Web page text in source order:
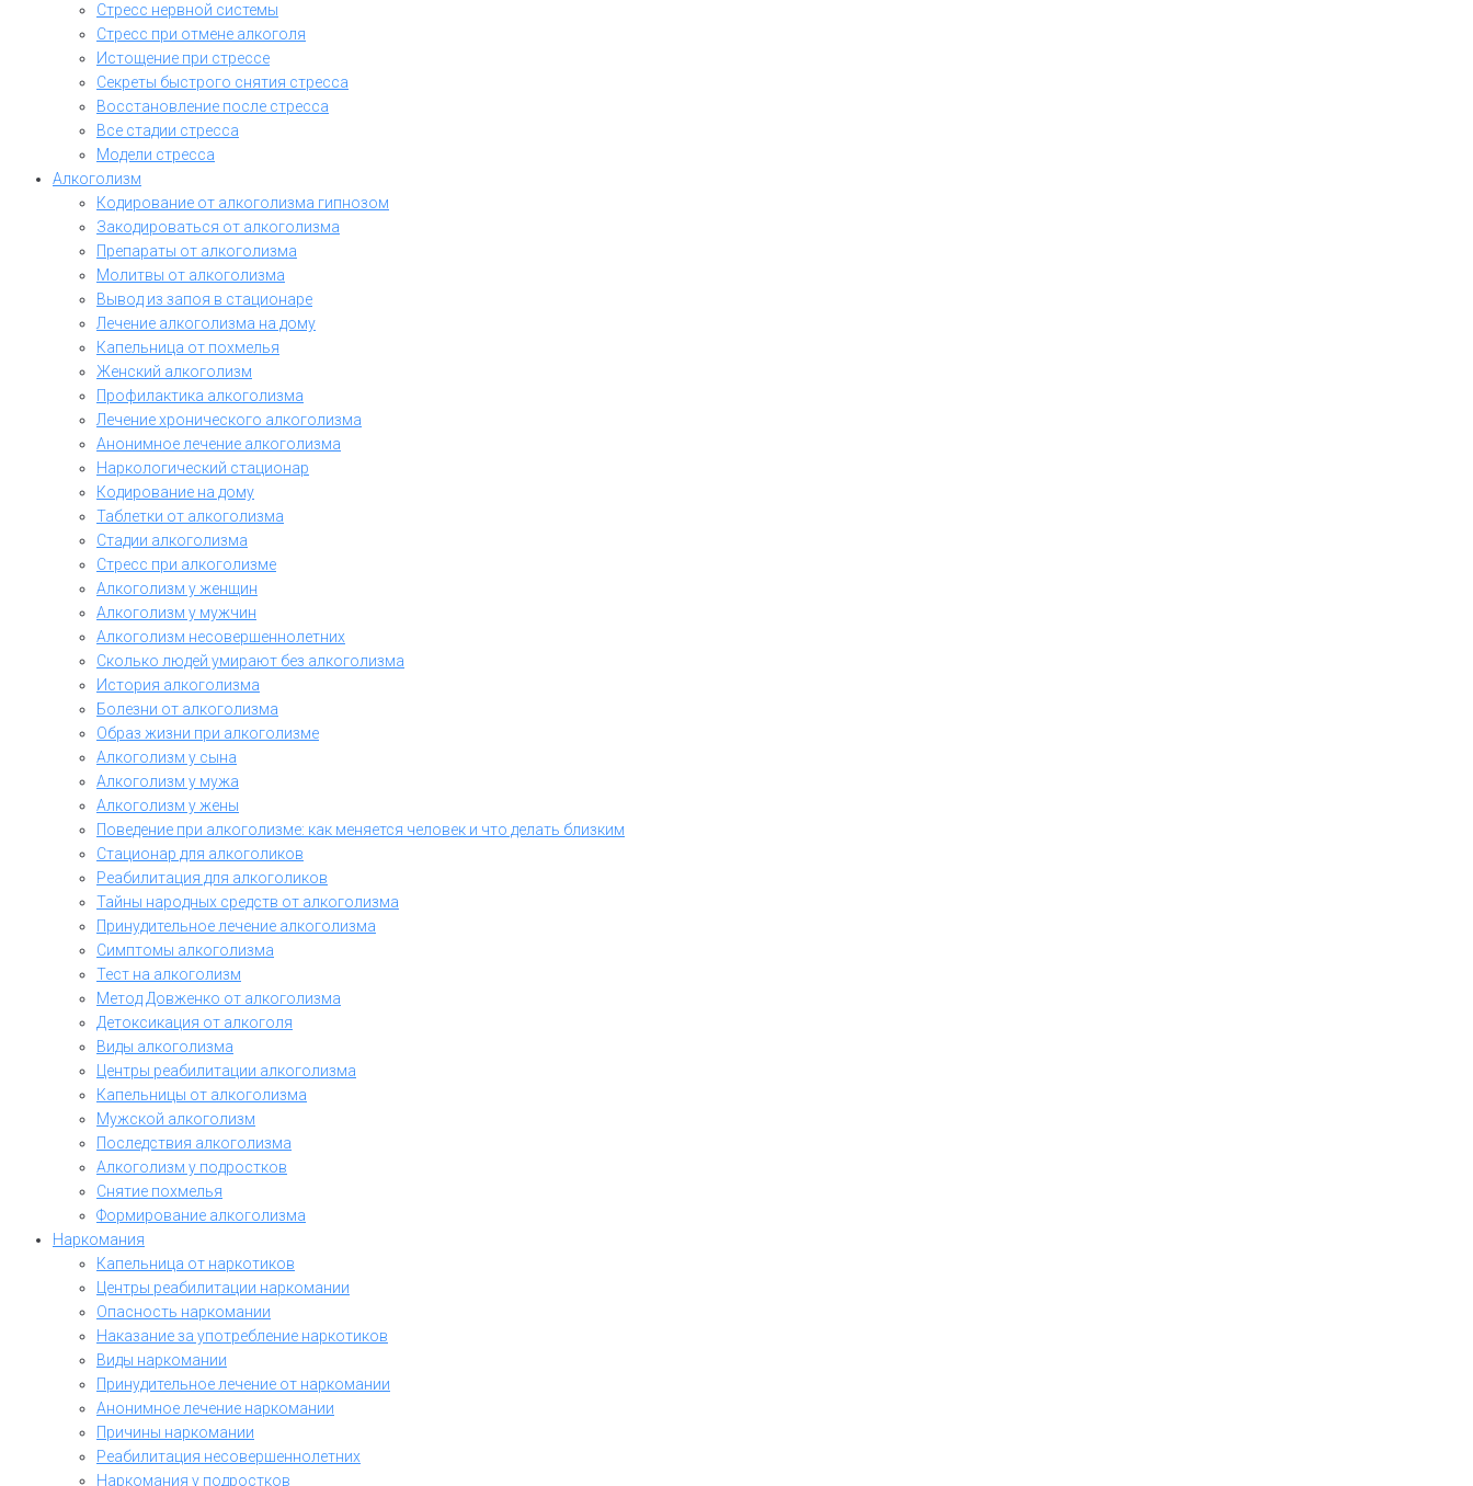
Стресс нервной системы
Стресс при отмене алкоголя
Истощение при стрессе
Секреты быстрого снятия стресса
Восстановление после стресса
Все стадии стресса
Модели стресса
Алкоголизм
Кодирование от алкоголизма гипнозом
Закодироваться от алкоголизма
Препараты от алкоголизма
Молитвы от алкоголизма
Вывод из запоя в стационаре
Лечение алкоголизма на дому
Капельница от похмелья
Женский алкоголизм
Профилактика алкоголизма
Лечение хронического алкоголизма
Анонимное лечение алкоголизма
Наркологический стационар
Кодирование на дому
Таблетки от алкоголизма
Стадии алкоголизма
Стресс при алкоголизме
Алкоголизм у женщин
Алкоголизм у мужчин
Алкоголизм несовершеннолетних
Сколько людей умирают без алкоголизма
История алкоголизма
Болезни от алкоголизма
Образ жизни при алкоголизме
Алкоголизм у сына
Алкоголизм у мужа
Алкоголизм у жены
Поведение при алкоголизме: как меняется человек и что делать близким
Стационар для алкоголиков
Реабилитация для алкоголиков
Тайны народных средств от алкоголизма
Принудительное лечение алкоголизма
Симптомы алкоголизма
Тест на алкоголизм
Метод Довженко от алкоголизма
Детоксикация от алкоголя
Виды алкоголизма
Центры реабилитации алкоголизма
Капельницы от алкоголизма
Мужской алкоголизм
Последствия алкоголизма
Алкоголизм у подростков
Снятие похмелья
Формирование алкоголизма
Наркомания
Капельница от наркотиков
Центры реабилитации наркомании
Опасность наркомании
Наказание за употребление наркотиков
Виды наркомании
Принудительное лечение от наркомании
Анонимное лечение наркомании
Причины наркомании
Реабилитация несовершеннолетних
Наркомания у подростков